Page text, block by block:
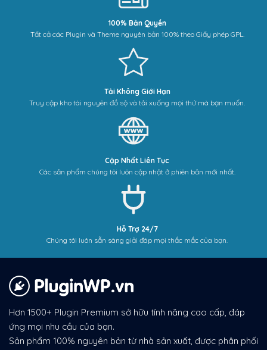
100% Bản Quyền
Tất cả các Plugin và Theme nguyên bản 100% theo Giấy phép GPL.
Tải Không Giới Hạn
Truy cập kho tài nguyên đồ sộ và tải xuống mọi thứ mà bạn muốn.
Cập Nhất Liên Tục
Các sản phẩm chúng tôi luôn cập nhật ở phiên bản mới nhất.
Hỗ Trợ 24/7
Chúng tôi luôn sẵn sàng giải đáp mọi thắc mắc của bạn.
Hơn 1500+ Plugin Premium sở hữu tính năng cao cấp, đáp
ứng mọi nhu cầu của bạn.
Sản phẩm 100% nguyên bản từ nhà sản xuất, được phân phối